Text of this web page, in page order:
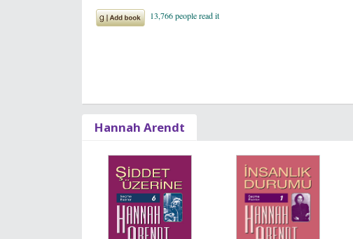
Hannah Arendt